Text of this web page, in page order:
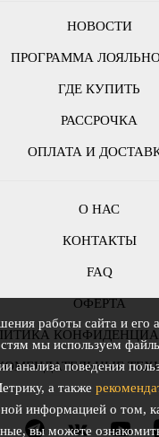
НОВОСТИ
ПРОГРАММА
ГДЕ КУПИТЬ
РАССРОЧКА
ОПЛАТА И
О НАС
КОНТАКТЫ
FAQ
ОФЕРТА
работы сайта и его
мы используем
анализа поведения
а также
информацией о том,
вы можете